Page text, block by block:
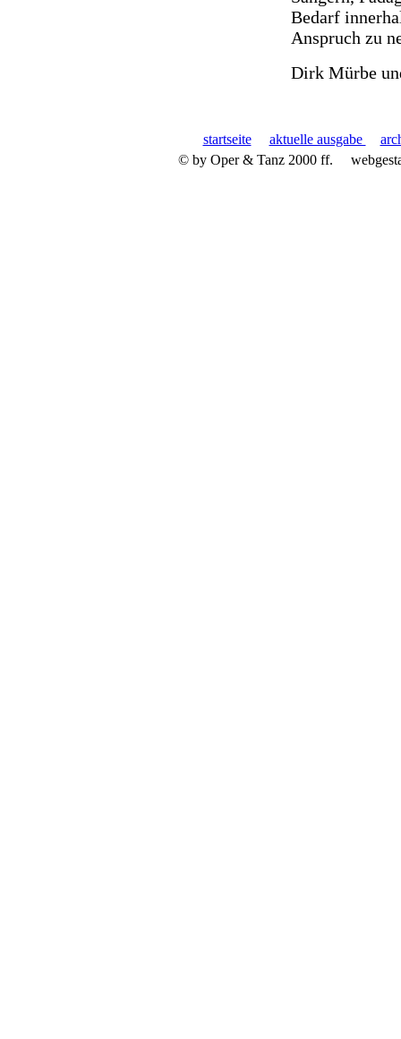
Bedarf
Anspruch zu
Dirk Mürbe
startseite aktuelle ausgabe
© by Oper & Tanz 2000 ff.